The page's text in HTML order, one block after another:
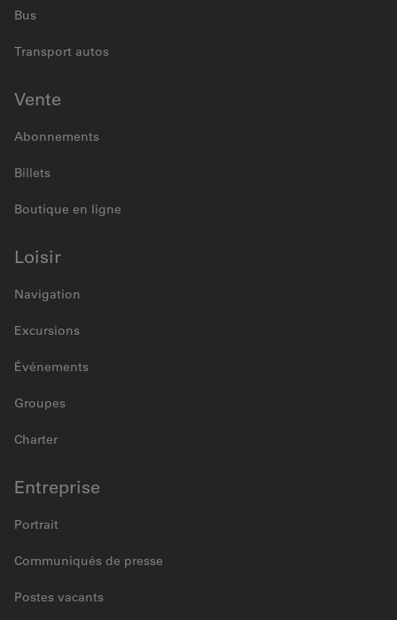
Bus
Transport autos
Vente
Abonnements
Billets
Boutique en ligne
Loisir
Navigation
Excursions
Événements
Groupes
Charter
Entreprise
Portrait
Communiqués de presse
Postes vacants